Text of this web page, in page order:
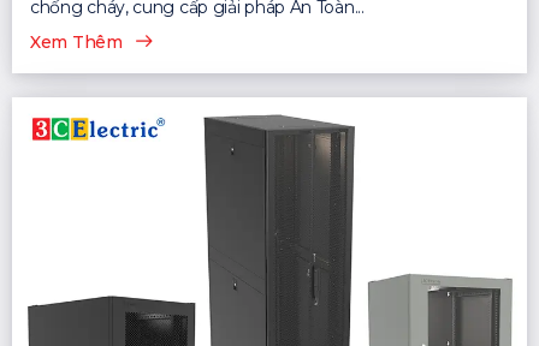
chống cháy, cung cấp giải pháp An Toàn...
Xem Thêm